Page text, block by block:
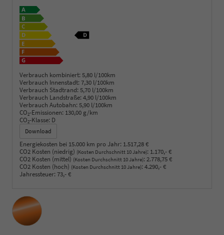
Verbrauch kombiniert: 5,80 l/100km
Verbrauch Innenstadt: 7,30 l/100km
Verbrauch Stadtrand: 5,70 l/100km
Verbrauch Landstraße: 4,90 l/100km
Verbrauch Autobahn: 5,90 l/100km
CO2-Emissionen: 130,00 g/km
CO2-Klasse: D
Download
Energiekosten bei 15.000 km pro Jahr: 1.517,28 €
CO2 Kosten (niedrig) (Kosten Durchschnitt 10 Jahre): 1.170,- €
CO2 Kosten (mittel) (Kosten Durchschnitt 10 Jahre): 2.778,75 €
CO2 Kosten (hoch) (Kosten Durchschnitt 10 Jahre): 4.290,- €
Jahressteuer: 73,- €